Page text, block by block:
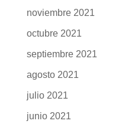
abril 2022
marzo 2022
febrero 2022
enero 2022
diciembre 2021
noviembre 2021